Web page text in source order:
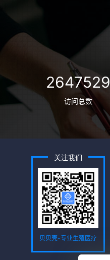
2647529
访问总数
关注我们
贝贝壳-专业生殖医疗
服务